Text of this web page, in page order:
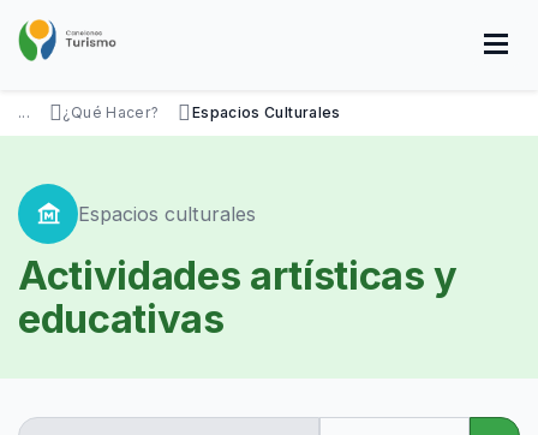
contenido
SOBRE NOSOTROS
DISFRUTÁ
VISITÁ
DATOS ÚTILES
... ¿Qué Hacer? Espacios Culturales
museum Espacios culturales
Actividades artísticas y
educativas